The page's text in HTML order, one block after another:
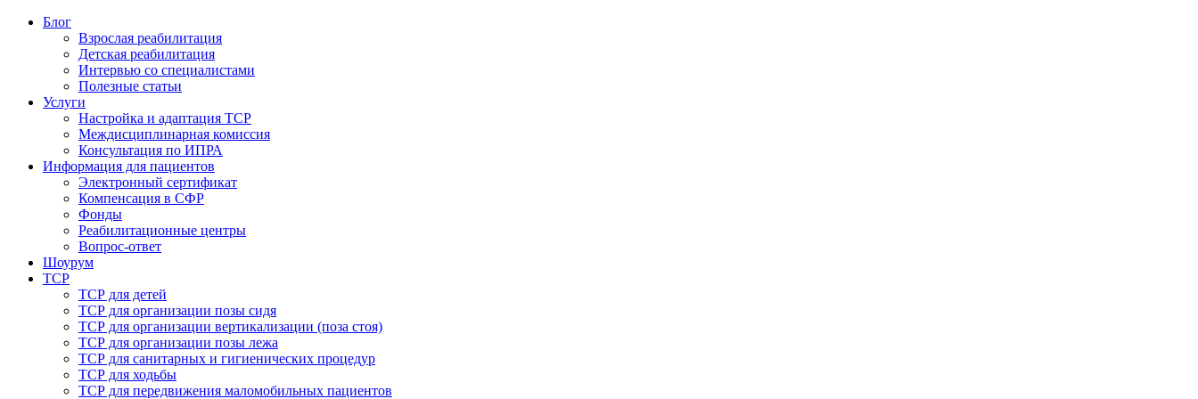
Блог
Взрослая реабилитация
Детская реабилитация
Интервью со специалистами
Полезные статьи
Услуги
Настройка и адаптация ТСР
Междисциплинарная комиссия
Консультация по ИПРА
Информация для пациентов
Электронный сертификат
Компенсация в СФР
Фонды
Реабилитационные центры
Вопрос-ответ
Шоурум
ТСР
ТСР для детей
ТСР для организации позы сидя
ТСР для организации вертикализации (поза стоя)
ТСР для организации позы лежа
ТСР для санитарных и гигиенических процедур
ТСР для ходьбы
ТСР для передвижения маломобильных пациентов